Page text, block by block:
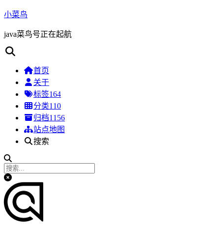
小菜鸟
java菜鸟号正在起航
首页
关于
标签164
分类110
归档1156
站点地图
搜索